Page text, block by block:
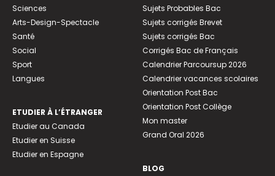
Sciences
Arts-Design-Spectacle
Santé
Social
Sport
Langues
ETUDIER À L’ÉTRANGER
Etudier au Canada
Etudier en Suisse
Etudier en Espagne
Sujets Probables Bac
Sujets corrigés Brevet
Sujets corrigés Bac
Corrigés Bac de Français
Calendrier Parcoursup 2026
Calendrier vacances scolaires
Orientation Post Bac
Orientation Post Collège
Mon master
Grand Oral 2026
BLOG